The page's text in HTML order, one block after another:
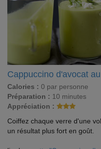
Cappuccino d'avocat
Calories : 0 par personne
Préparation : 10 minutes
Appréciation :
Coiffez chaque verre d'une
un résultat plus fort en goût.